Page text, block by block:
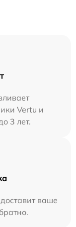
Vertu и
3 лет.
ваше